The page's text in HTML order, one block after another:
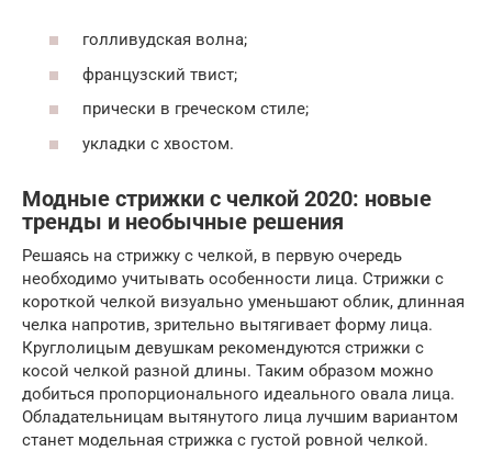
голливудская волна;
французский твист;
прически в греческом стиле;
укладки с хвостом.
Модные стрижки с челкой 2020: новые
тренды и необычные решения
Решаясь на стрижку с челкой, в первую очередь
необходимо учитывать особенности лица. Стрижки с
короткой челкой визуально уменьшают облик, длинная
челка напротив, зрительно вытягивает форму лица.
Круглолицым девушкам рекомендуются стрижки с
косой челкой разной длины. Таким образом можно
добиться пропорционального идеального овала лица.
Обладательницам вытянутого лица лучшим вариантом
станет модельная стрижка с густой ровной челкой.